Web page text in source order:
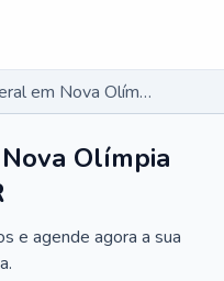
Clínico Geral em Nova Olímpia - PR
Olímpia
e agende agora a sua